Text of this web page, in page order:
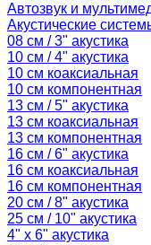
Автозвук и
Акустические
08 см / 3" акустика
10 см / 4" акустика
10 см коаксиальная
10 см компонентная
13 см / 5" акустика
13 см коаксиальная
13 см компонентная
16 см / 6" акустика
16 см коаксиальная
16 см компонентная
20 см / 8" акустика
25 см / 10" акустика
4" x 6" акустика